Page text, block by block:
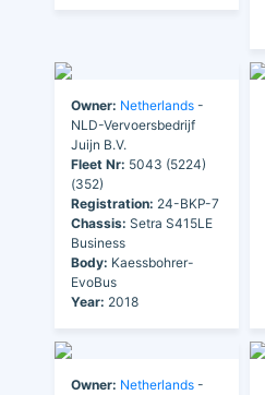
Owner: Netherlands -
NLD-Vervoersbedrijf
Juijn B.V.
Fleet Nr: 5043 (5224)
(352)
Registration: 24-BKP-7
Chassis: Setra S415LE
Business
Body: Kaessbohrer-
EvoBus
Year: 2018
Owner: Netherlands -